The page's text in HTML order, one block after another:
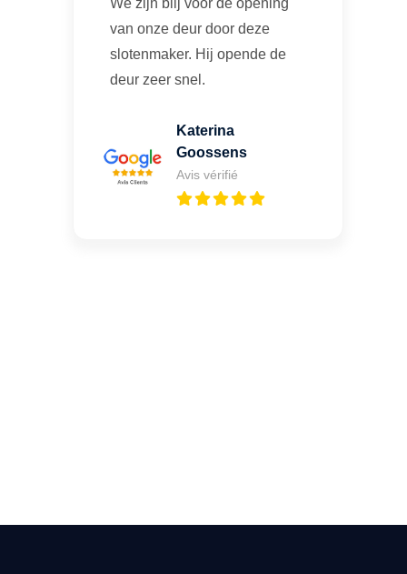
van onze deur door deze
slotenmaker. Hij opende de
deur zeer snel.
Katerina
Goossens
Avis vérifié